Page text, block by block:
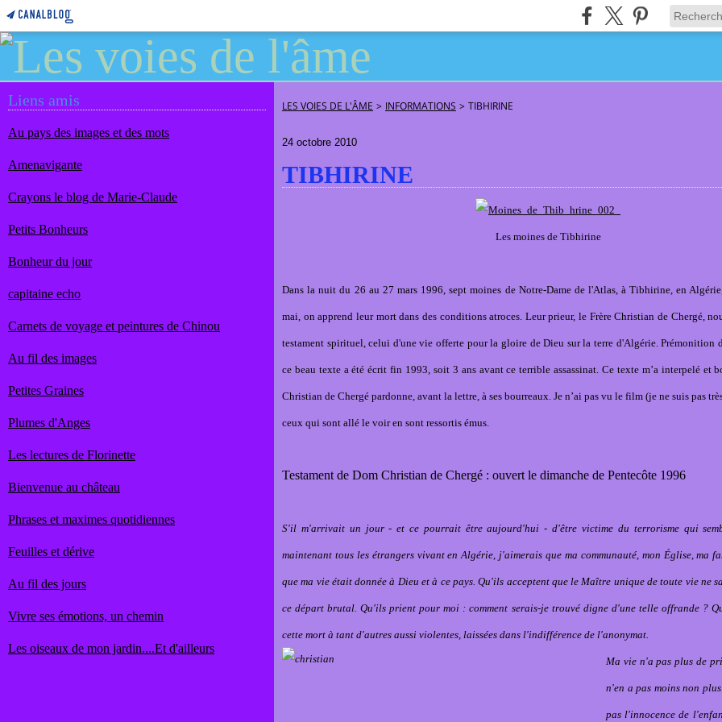
Liens amis
Au pays des images et des mots
Amenavigante
Crayons le blog de Marie-Claude
Petits Bonheurs
Bonheur du jour
capitaine echo
Carnets de voyage et peintures de Chinou
Au fil des images
Petites Graines
Plumes d'Anges
Les lectures de Florinette
Bienvenue au château
Phrases et maximes quotidiennes
Feuilles et dérive
Au fil des jours
Vivre ses émotions, un chemin
Les oiseaux de mon jardin....Et d'ailleurs
LES VOIES DE L'ÂME > INFORMATIONS > TIBHIRINE
24 octobre 2010
TIBHIRINE
Les moines de Tibhirine
Dans la nuit du 26 au 27 mars 1996, sept moines de Notre-Dame de l'Atlas, à Tibhirine, en
mai, on apprend leur mort dans des conditions atroces. Leur prieur, le FrèreChristian de Chergé,
testament spirituel, celui d'une vie offerte pour la gloire de Dieu sur la terre d'Algérie. Prémonition
ce beau texte a été écrit fin 1993, soit 3 ans avant ce terrible assassinat. Ce texte m’a interpelé et
Christian de Chergé pardonne, avant la lettre, à ses bourreaux. Je n’ai pas vu le film (je ne suis pas
ceux qui sont allé le voir en sont ressortis émus.
Testament de Dom Christian de Chergé : ouvert le dimanche de Pentecôte 1996
S'il m'arrivait un jour - et ce pourrait être aujourd'hui - d'être victime du terrorisme qui
maintenant tous les étrangers vivant en Algérie, j'aimerais que ma communauté, mon Église, ma
que ma vie était donnée à Dieu et à ce pays. Qu'ils acceptent que le Maître unique de toute vie ne
ce départ brutal. Qu'ils prient pour moi : comment serais-je trouvé digne d'une telle offrande ?
cette mort à tant d'autres aussi violentes, laissées dans l'indifférence de l'anonymat.
Ma vie n'a pas plus de
n'en a pas moins non
pas l'innocence de